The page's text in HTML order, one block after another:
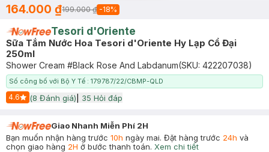
164.000 ₫199.000 ₫ -18%
Tesori d'Oriente
Sữa Tắm Nước Hoa Tesori d'Oriente Hy Lạp Cổ Đại
250ml
Shower Cream #Black Rose And Labdanum(SKU: 422207038)
Số công bố với Bộ Y Tế : 179787/22/CBMP-QLD
4.6
Start Icon
(8 Đánh giá) 35 Hỏi đáp
Giao Nhanh Miễn Phí 2H
Bạn muốn nhận hàng trước 10h ngày mai. Đặt hàng trước 24h và
chọn giao hàng 2H ở bước thanh toán. Xem chi tiết